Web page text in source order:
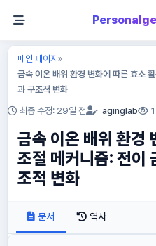
메인 페이지»
금속 이온 배위 환경 변화에 따른 효소
과 구조적 변화
최종 수정: 29일 전 aginglab
금속 이온 배위 환경
조절 메커니즘: 전이
조적 변화
문서 역사